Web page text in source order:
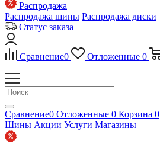
Распродажа
Распродажа шины Распродажа диски
Статус заказа
Сравнение0 Отложенные 0
Сравнение0 Отложенные 0 Корзина 0
Шины Акции Услуги Магазины